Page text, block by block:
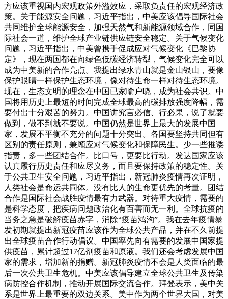
方应该重视国内宏观政策外溢效应，采取负责任的宏观经济政
策。 关于能源安全问题，习近平指出，中美应该倡导国际社会
共同维护全球能源安全，加强天然气和新能源领域合作，同国
际社会一道，维护全球产业链供应链安全稳定。 关于气候变化
问题，习近平指出，中美曾携手促成应对气候变化《巴黎协
定》，现在两国都在向绿色低碳经济转型，气候变化完全可以
成为中美新的合作亮点。我提出绿水青山就是金山银山，要像
保护眼睛一样保护生态环境，像对待生命一样对待生态环境。
现在，生态文明的理念在中国已家喻户晓，成为社会共识。中
国将用历史上最短的时间完成全球最高的碳排放强度降幅，需
要付出十分艰苦的努力。中国讲究言必信、行必果，说了就要
做到，做不到就不要说。中国仍然是世界上最大的发展中国
家，发展不平衡不充分的问题十分突出。各国要坚持共同但有
区别的责任原则，兼顾应对气候变化和保障民生。少一些推诿
指责，多一些团结合作。比口号，更要比行动。发达国家应该
认真履行历史责任和应尽义务，而且要保持政策的稳定性。 关
于公共卫生安全问题，习近平指出，新冠肺炎疫情再次证明，
人类社会是命运共同体。没有比人的生命更优先的考量。团结
合作是国际社会战胜疫情最有力武器。对待重大疫情，需要的
是科学态度，把疾病问题政治化有百害而无一利。全球抗疫的
当务之急是破解疫苗赤字，消除“疫苗鸿沟”。我在去年疫情暴
发初期就提出新冠疫苗应该作为全球公共产品，并在不久前提
出全球疫苗合作行动倡议。中国率先向有需要的发展中国家提
供疫苗，累计超过17亿剂疫苗和原液。我们还会考虑发展中国
家的需求，增加新的捐赠。新冠肺炎疫情不会是人类面临的最
后一次公共卫生危机。中美应该倡导建立全球公共卫生及传染
病防控合作机制，推动开展国际交流合作。 拜登表示，美中关
系是世界上最重要的双边关系。美中作为两个世界大国，对美